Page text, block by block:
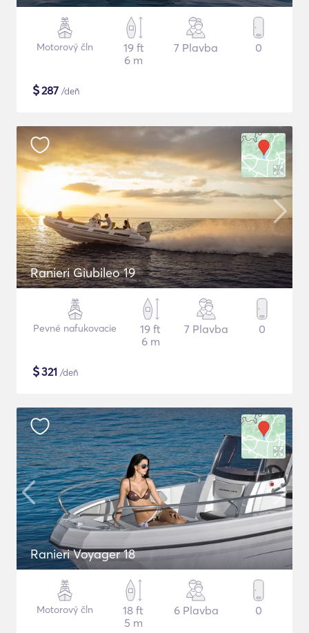
Motorový čln
19 ft
6 m
7 Plavba 0
$287 /deň
Ranieri Giubileo 19
Pevné nafukovacie
19 ft
6 m
7 Plavba 0
$321 /deň
Ranieri Voyager 18
Motorový čln
18 ft
5 m
6 Plavba 0